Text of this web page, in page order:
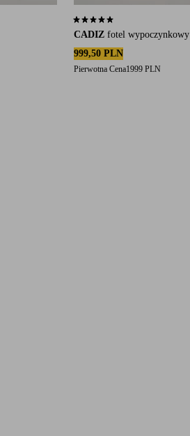
CADIZ fotel wypoczynkowy
999,50 PLN
Pierwotna Cena1999 PLN
5,0 opierając się na 1 ocenach